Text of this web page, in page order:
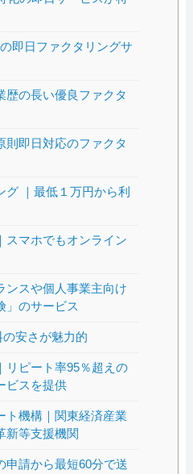
即日ファクタリングサ
歴の長い優良ファクタ
則即日対応のファクタ
｜最低１万円から利
スマホでもオンライン
ンスや個人事業主向け
」のサービス
安さが魅力的
リピート率95％超えの
ビスを提供
ト機構｜関東経済産業
新等支援機関
申請から最短60分で送